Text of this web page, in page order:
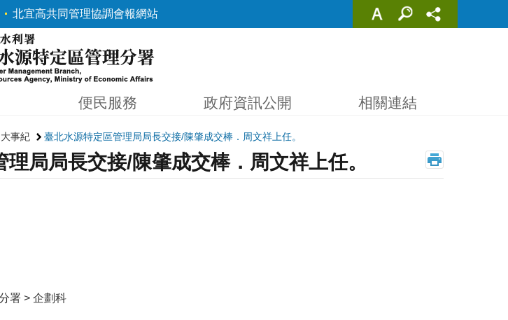
北宜高共同管理協調會報網站
便民服務 政府資訊公開 相關連結
大事紀 臺北水源特定區管理局局長交接/陳肇成交棒．周文祥上任。
局局長交接/陳肇成交棒．周文祥上任。
署 > 企劃科